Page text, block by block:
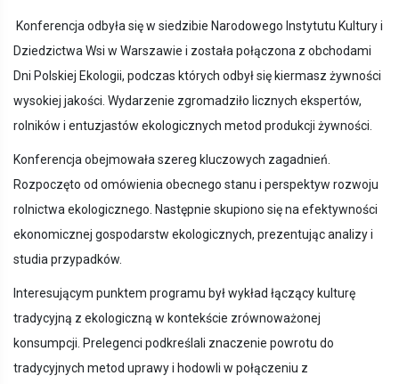
Konferencja odbyła się w siedzibie Narodowego Instytutu Kultury i
Dziedzictwa Wsi w Warszawie i została połączona z obchodami
Dni Polskiej Ekologii, podczas których odbył się kiermasz żywności
wysokiej jakości. Wydarzenie zgromadziło licznych ekspertów,
rolników i entuzjastów ekologicznych metod produkcji żywności.
Konferencja obejmowała szereg kluczowych zagadnień.
Rozpoczęto od omówienia obecnego stanu i perspektyw rozwoju
rolnictwa ekologicznego. Następnie skupiono się na efektywności
ekonomicznej gospodarstw ekologicznych, prezentując analizy i
studia przypadków.
Interesującym punktem programu był wykład łączący kulturę
tradycyjną z ekologiczną w kontekście zrównoważonej
konsumpcji. Prelegenci podkreślali znaczenie powrotu do
tradycyjnych metod uprawy i hodowli w połączeniu z